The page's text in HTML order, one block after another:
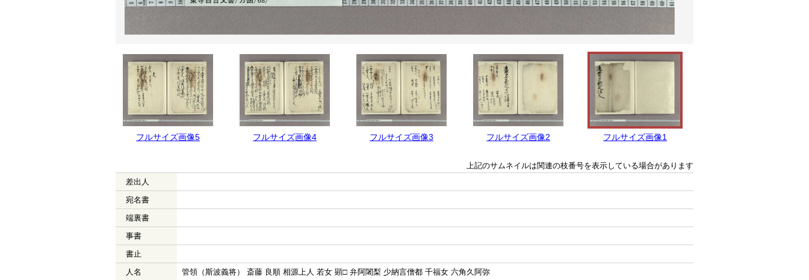
フルサイズ画像5 フルサイズ画像4 フルサイズ画像3 フルサイズ画像2 フルサイズ画像1
上記のサムネイルは関連の枝番号を表示している場合があります
差出人
宛名書
端裏書
事書
書止
人名
管領（斯波義将） 斎藤 良順 相源上人 若女 顕□ 弁阿闍梨 少納言僧都 千福女 六角久阿弥